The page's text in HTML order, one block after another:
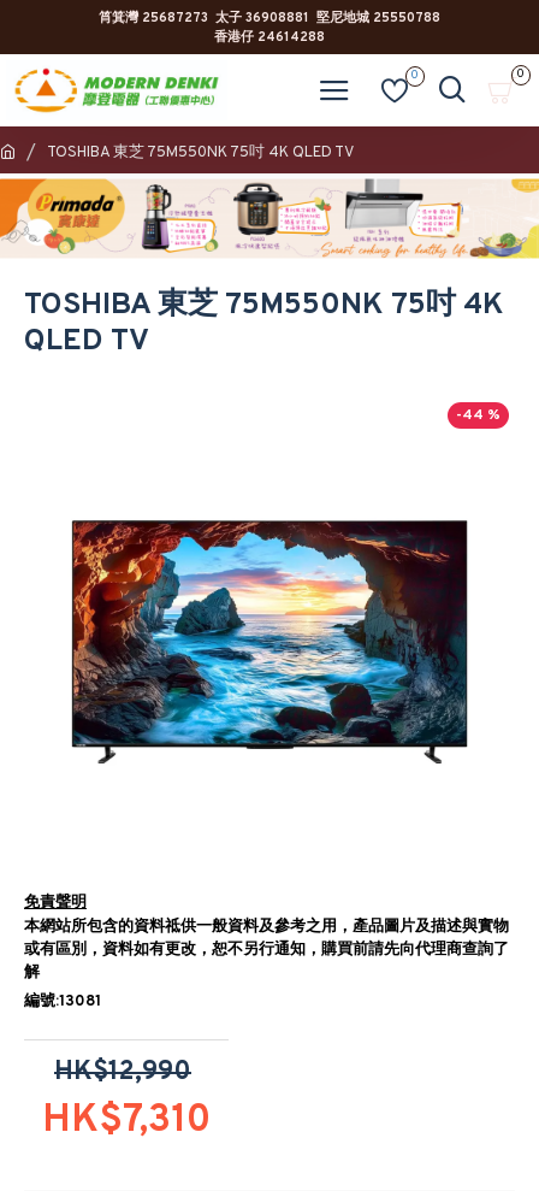
筲箕灣 25687273 太子 36908881 堅尼地城 25550788
香港仔 24614288
0 0
TOSHIBA 東芝 75M550NK 75吋 4K QLED TV
TOSHIBA 東芝 75M550NK 75吋 4K
QLED TV
-44 %
免責聲明
本網站所包含的資料祗供一般資料及參考之用，產品圖片及描述與實物
或有區別，資料如有更改，恕不另行通知，購買前請先向代理商查詢了
解
編號:13081
HK$7,310
HK$12,990